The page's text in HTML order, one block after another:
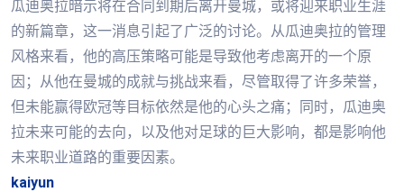
瓜迪奥拉暗示将在合同到期后离开曼城，或将迎来职业生涯
的新篇章，这一消息引起了广泛的讨论。从瓜迪奥拉的管理
风格来看，他的高压策略可能是导致他考虑离开的一个原
因；从他在曼城的成就与挑战来看，尽管取得了许多荣誉，
但未能赢得欧冠等目标依然是他的心头之痛；同时，瓜迪奥
拉未来可能的去向，以及他对足球的巨大影响，都是影响他
未来职业道路的重要因素。
kaiyun